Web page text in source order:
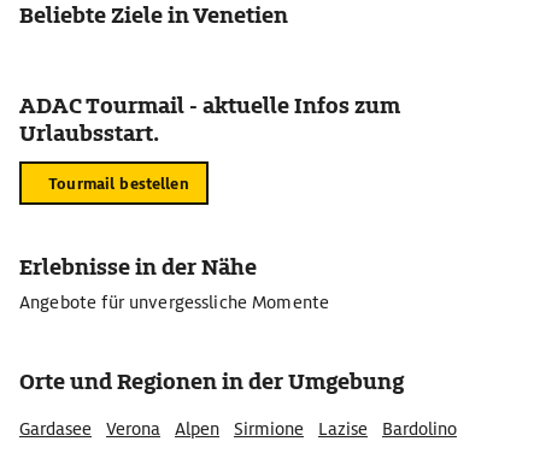
Beliebte Ziele in Venetien
ADAC Tourmail - aktuelle Infos zum
Urlaubsstart.
Tourmail bestellen
Erlebnisse in der Nähe
Angebote für unvergessliche Momente
Orte und Regionen in der Umgebung
Gardasee Verona Alpen Sirmione Lazise Bardolino